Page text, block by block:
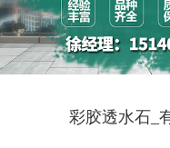
彩胶透水石_